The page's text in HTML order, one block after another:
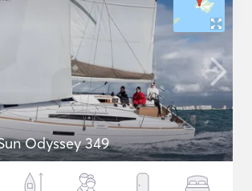
Sun Odyssey 349